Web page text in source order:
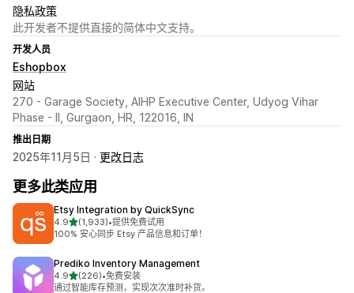
隐私政策
此开发者不提供直接的简体中文支持。
开发人员
Eshopbox
网站
270 - Garage Society, AIHP Executive Center, Udyog Vihar
Phase - II, Gurgaon, HR, 122016, IN
推出日期
2025年11月5日 · 更改日志
更多此类应用
Etsy Integration by QuickSync
4.9星（满分 5 星）
(1,933)
总共 1933 条评论
•提供免费试用
100% 安心同步 Etsy 产品信息和订单！
Prediko Inventory Management
4.9星（满分 5 星）
(226)
总共 226 条评论
•免费安装
通过智能库存预测，实现次次准时补货。